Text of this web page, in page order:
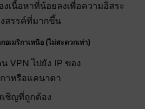
เนื้อหาที่น้อยลงเพื่อความอิสระ
สรรค์ที่มากขึ้น
เมริกาเหนือ (ไม่สะดวกเท่า)
VPN ไปยัง IP ของ
าหรือแคนาดา
ชิญที่ถูกต้อง